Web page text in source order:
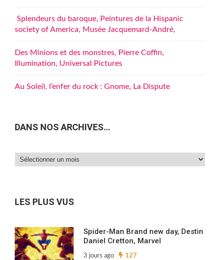
Splendeurs du baroque, Peintures de la Hispanic
society of America, Musée Jacquemard-André,
Des Minions et des monstres, Pierre Coffin,
Illumination, Universal Pictures
Au Soleil, l’enfer du rock : Gnome, La Dispute
DANS NOS ARCHIVES…
Dans
LES PLUS VUS
Spider-Man Brand new day, Destin
Daniel Cretton, Marvel
3 jours ago 127